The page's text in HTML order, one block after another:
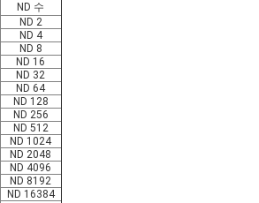
ND 수
ND 2
ND 4
ND 8
ND 16
ND 32
ND 64
ND 128
ND 256
ND 512
ND 1024
ND 2048
ND 4096
ND 8192
ND 16384